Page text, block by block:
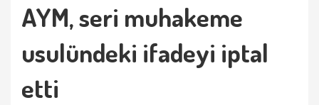
AYM, seri muhakeme
usulündeki ifadeyi iptal
etti